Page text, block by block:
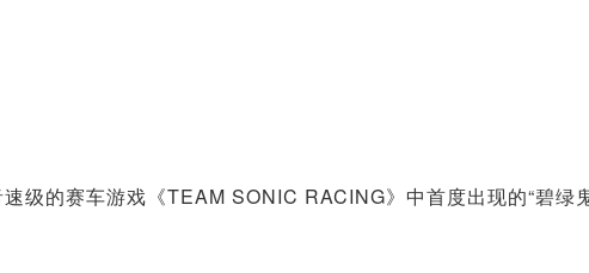
的赛车游戏《TEAM SONIC RACING》中首度出现的“碧绿